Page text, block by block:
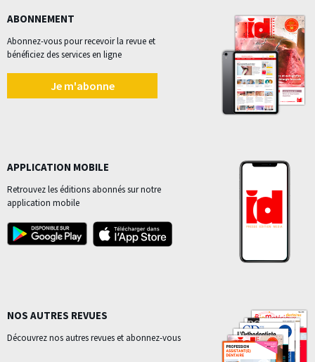
ABONNEMENT
Abonnez-vous pour recevoir la revue et
bénéficiez des services en ligne
Je m'abonne
APPLICATION MOBILE
Retrouvez les éditions abonnés sur notre
application mobile
NOS AUTRES REVUES
Découvrez nos autres revues et abonnez-vous